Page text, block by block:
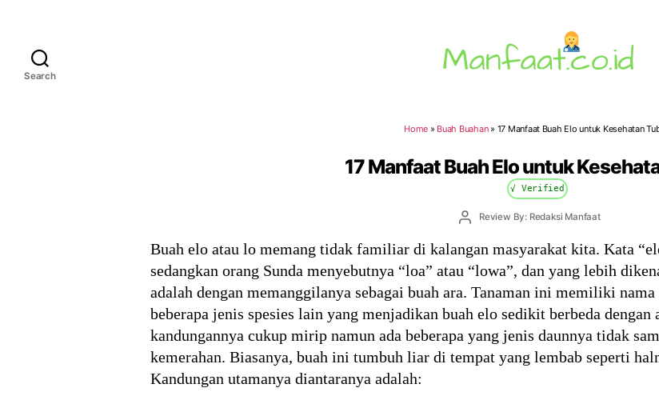
Search
Home » Buah Buahan» 17 Manfaat Buah Elo untuk Kesehatan
17 Manfaat Buah Elo untuk
√ Verified
PostReview By: Redaksi Manfaat
Buah elo atau lo memang tidak familiar di kalangan masyarakat kita. Kata
sedangkan orang Sunda menyebutnya “loa” atau “lowa”, dan yang lebih
adalah dengan memanggilanya sebagai buah ara. Tanaman ini memiliki
beberapa jenis spesies lain yang menjadikan buah elo sedikit berbeda dengan
kandungannya cukup mirip namun ada beberapa yang jenis daunnya tidak
kemerahan. Biasanya, buah ini tumbuh liar di tempat yang lembab seperti
Kandungan utamanya diantaranya adalah: